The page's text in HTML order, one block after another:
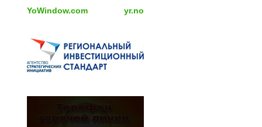
YoWindow.com yr.no